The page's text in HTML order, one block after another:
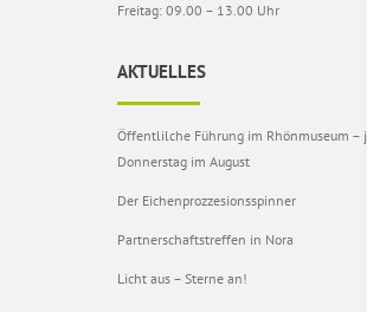
Freitag: 09.00 – 13.00 Uhr
AKTUELLES
Öffentlilche Führung im Rhönmuseum –
Donnerstag im August
Der Eichenprozzesionsspinner
Partnerschaftstreffen in Nora
Licht aus – Sterne an!